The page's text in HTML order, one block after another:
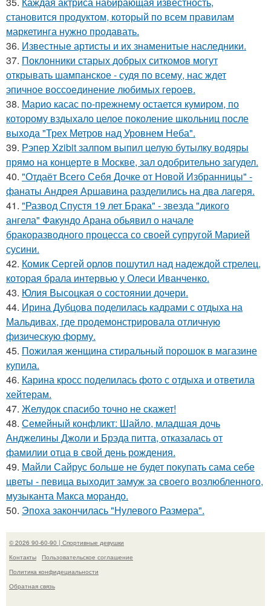
становится продуктом, который по всем правилам
маркетинга нужно продавать.
36. Известные артисты и их знаменитые наследники.
37. Поклонники старых добрых ситкомов могут
открывать шампанское - судя по всему, нас ждет
эпичное воссоединение любимых героев.
38. Марио касас по-прежнему остается кумиром, по
которому вздыхало целое поколение школьниц после
выхода "Трех Метров над Уровнем Неба".
39. Рэпер Xzibit залпом выпил целую бутылку водяры
прямо на концерте в Москве, зал одобрительно загудел.
40. "Отдаёт Всего Себя Дочке от Новой Избранницы" -
фанаты Андрея Аршавина разделились на два лагеря.
41. "Развод Спустя 19 лет Брака" - звезда "дикого
ангела" Факундо Арана обьявил о начале
бракоразводного процесса со своей супругой Марией
сусини.
42. Комик Сергей орлов пошутил над надеждой стрелец,
которая брала интервью у Олеси Иванченко.
43. Юлия Высоцкая о состоянии дочери.
44. Ирина Дубцова поделилась кадрами с отдыха на
Мальдивах, где продемонстрировала отличную
физическую форму.
45. Пожилая женщина стиральный порошок в магазине
купила.
46. Карина кросс поделилась фото с отдыха и ответила
хейтерам.
47. Желудок спасибо точно не скажет!
48. Семейный конфликт: Шайло, младшая дочь
Анджелины Джоли и Брэда питта, отказалась от
фамилии отца в свой день рождения.
49. Майли Сайрус больше не будет покупать сама себе
цветы - певица выходит замуж за своего возлюбленного,
музыканта Макса морандо.
50. Эпоха закончилась "Нулевого Размера".
© 2026 90-60-90 | Спортивные девушки
Контакты
Пользовательское соглашение
Политика конфидециальности
Обратная связь